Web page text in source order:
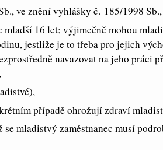
ve znění vyhlášky č. 185/1998 Sb.,
mladší 16 let; výjimečně mohou
jestliže je to třeba pro jejich
navazovat na jeho práci
případě ohrožují zdraví
mladistvý zaměstnanec musí